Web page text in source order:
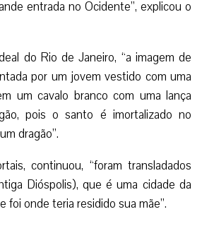
entrada no Ocidente”, explicou o
do Rio de Janeiro, “a imagem de
por um jovem vestido com uma
um cavalo branco com uma lança
pois o santo é imortalizado no
dragão”.
continuou, “foram transladados
Dióspolis), que é uma cidade da
foi onde teria residido sua mãe”.